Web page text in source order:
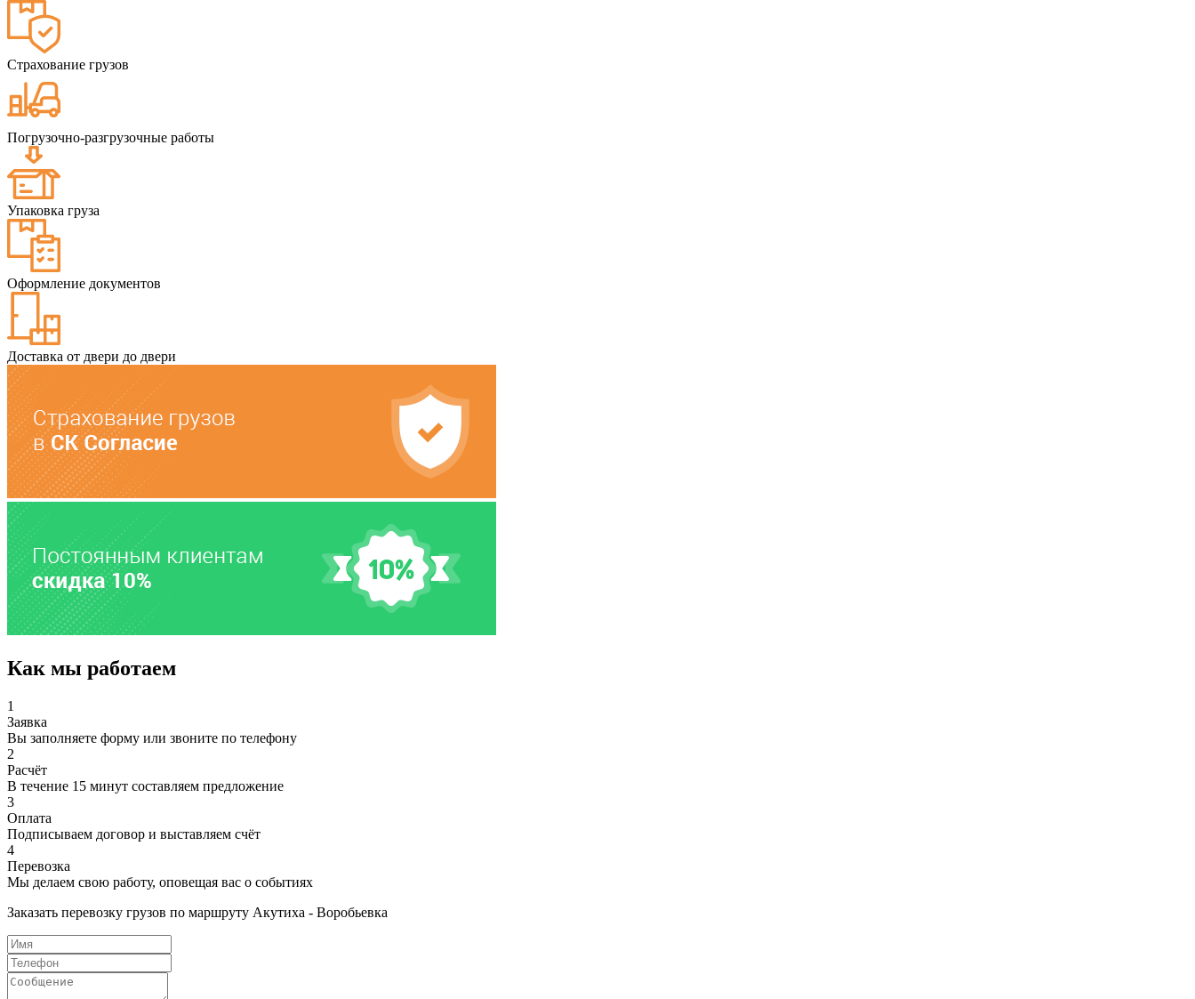
Страхование грузов
Погрузочно-разгрузочные работы
Упаковка груза
Оформление документов
Доставка от двери до двери
Как мы работаем
1
Заявка
Вы заполняете форму или звоните по телефону
2
Расчёт
В течение 15 минут составляем предложение
3
Оплата
Подписываем договор и выставляем счёт
4
Перевозка
Мы делаем свою работу, оповещая вас о событиях
Заказать перевозку грузов по маршруту Акутиха - Воробьевка